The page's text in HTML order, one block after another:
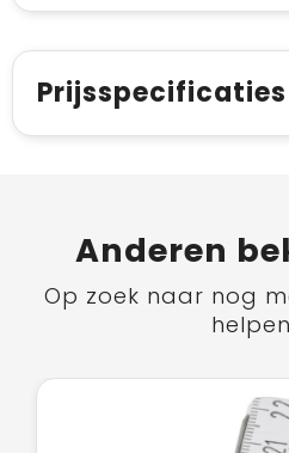
Prijsspecificaties
Anderen
Op zoek naar nog